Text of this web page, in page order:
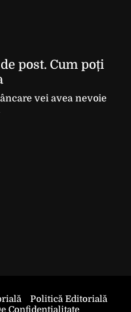
post. Cum poți
vei avea nevoie
Politică Editorială
Confidentialitate